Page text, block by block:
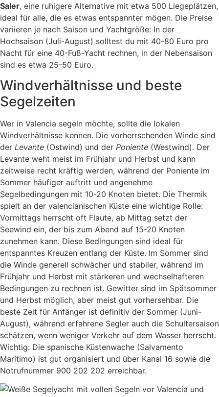
Saler, eine ruhigere Alternative mit etwa 500 Liegeplätzen,
ideal für alle, die es etwas entspannter mögen. Die Preise
variieren je nach Saison und Yachtgröße: In der
Hochsaison (Juli-August) solltest du mit 40-80 Euro pro
Nacht für eine 40-Fuß-Yacht rechnen, in der Nebensaison
sind es etwa 25-50 Euro.
Windverhältnisse und beste
Segelzeiten
Wer in Valencia segeln möchte, sollte die lokalen
Windverhältnisse kennen. Die vorherrschenden Winde sind
der Levante (Ostwind) und der Poniente (Westwind). Der
Levante weht meist im Frühjahr und Herbst und kann
zeitweise recht kräftig werden, während der Poniente im
Sommer häufiger auftritt und angenehme
Segelbedingungen mit 10-20 Knoten bietet. Die Thermik
spielt an der valencianischen Küste eine wichtige Rolle:
Vormittags herrscht oft Flaute, ab Mittag setzt der
Seewind ein, der bis zum Abend auf 15-20 Knoten
zunehmen kann. Diese Bedingungen sind ideal für
entspanntes Kreuzen entlang der Küste. Im Sommer sind
die Winde generell schwächer und stabiler, während im
Frühjahr und Herbst mit stärkeren und wechselhafteren
Bedingungen zu rechnen ist. Gewitter sind im Spätsommer
und Herbst möglich, aber meist gut vorhersehbar. Die
beste Zeit für Anfänger ist definitiv der Sommer (Juni-
August), während erfahrene Segler auch die Schultersaison
schätzen, wenn weniger Verkehr auf dem Wasser herrscht.
Wichtig: Die spanische Küstenwache (Salvamento
Marítimo) ist gut organisiert und über Kanal 16 sowie die
Notrufnummer 900 202 202 erreichbar.